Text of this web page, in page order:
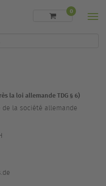
0
la loi allemande TDG § 6)
la société allemande